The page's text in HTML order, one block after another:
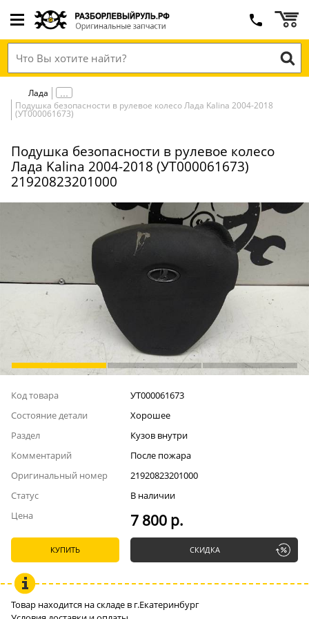
Лада
Подушка безопасности в рулевое колесо Лада Kalina 2004-2018
(УТ000061673)
Подушка безопасности в рулевое колесо
Лада Kalina 2004-2018 (УТ000061673)
21920823201000
Код товара
УТ000061673
Состояние детали
Хорошее
Раздел
Кузов внутри
Комментарий
После пожара
Оригинальный номер
21920823201000
Статус
В наличии
Цена
7 800 р.
КУПИТЬ СКИДКА
Товар находится на складе в г.Екатеринбург